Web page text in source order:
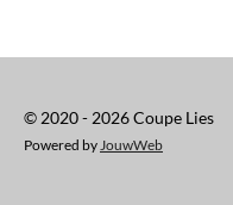
© 2020 - 2026 Coupe Lies
Powered by JouwWeb